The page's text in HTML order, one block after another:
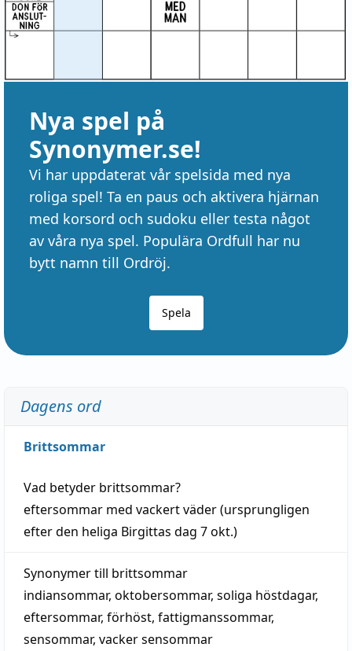
Nya spel på
Synonymer.se!
Vi har uppdaterat vår spelsida med nya
roliga spel! Ta en paus och aktivera hjärnan
med korsord och sudoku eller testa något
av våra nya spel. Populära Ordfull har nu
bytt namn till Ordröj.
Spela
Dagens ord
Brittsommar
Vad betyder brittsommar?
eftersommar med vackertväder(ursprungligen
efter den heliga Birgittas dag 7 okt.)
Synonymer till brittsommar
indiansommar, oktobersommar, soliga höstdagar,
eftersommar, förhöst, fattigmanssommar,
sensommar, vacker sensommar